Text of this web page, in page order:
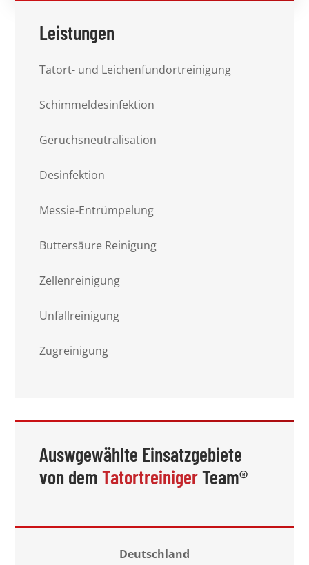
Leistungen
Tatort- und Leichenfundortreinigung
Schimmeldesinfektion
Geruchsneutralisation
Desinfektion
Messie-Entrümpelung
Buttersäure Reinigung
Zellenreinigung
Unfallreinigung
Zugreinigung
Auswgewählte Einsatzgebiete
von demTatortreinigerTeam®
Deutschland